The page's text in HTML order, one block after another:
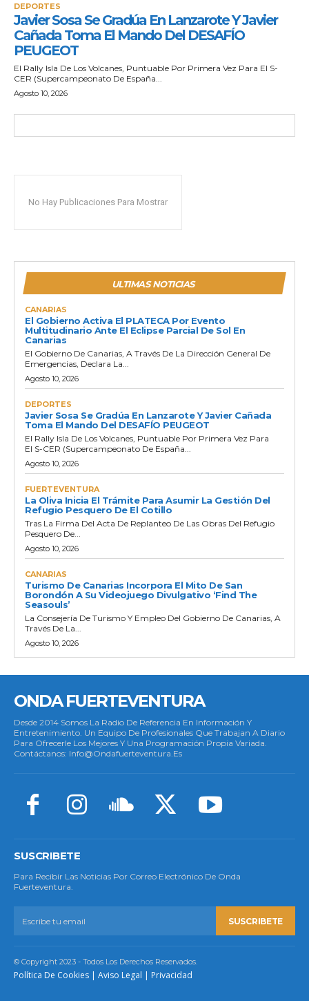
DEPORTES
Javier Sosa Se Gradúa En Lanzarote Y Javier
Cañada Toma El Mando Del DESAFÍO
PEUGEOT
El Rally Isla De Los Volcanes, Puntuable Por Primera Vez Para El S-
CER (Supercampeonato De España...
Agosto 10, 2026
No Hay Publicaciones Para Mostrar
ULTIMAS NOTICIAS
CANARIAS
El Gobierno Activa El PLATECA Por Evento
Multitudinario Ante El Eclipse Parcial De Sol En
Canarias
El Gobierno De Canarias, A Través De La Dirección General De
Emergencias, Declara La...
Agosto 10, 2026
DEPORTES
Javier Sosa Se Gradúa En Lanzarote Y Javier Cañada
Toma El Mando Del DESAFÍO PEUGEOT
El Rally Isla De Los Volcanes, Puntuable Por Primera Vez Para
El S-CER (Supercampeonato De España...
Agosto 10, 2026
FUERTEVENTURA
La Oliva Inicia El Trámite Para Asumir La Gestión Del
Refugio Pesquero De El Cotillo
Tras La Firma Del Acta De Replanteo De Las Obras Del Refugio
Pesquero De...
Agosto 10, 2026
CANARIAS
Turismo De Canarias Incorpora El Mito De San
Borondón A Su Videojuego Divulgativo ‘Find The
Seasouls’
La Consejería De Turismo Y Empleo Del Gobierno De Canarias, A
Través De La...
Agosto 10, 2026
ONDA FUERTEVENTURA
Desde 2014 Somos La Radio De Referencia En Información Y
Entretenimiento. Un Equipo De Profesionales Que Trabajan A Diario
Para Ofrecerle Los Mejores Y Una Programación Propia Variada.
Contáctanos: Info@ondafuerteventura.es
SUSCRIBETE
Para Recibir Las Noticias Por Correo Electrónico De Onda
Fuerteventura.
SUSCRIBETE
© Copyright 2023 - Todos Los Derechos Reservados.
Política De Cookies | Aviso Legal | Privacidad